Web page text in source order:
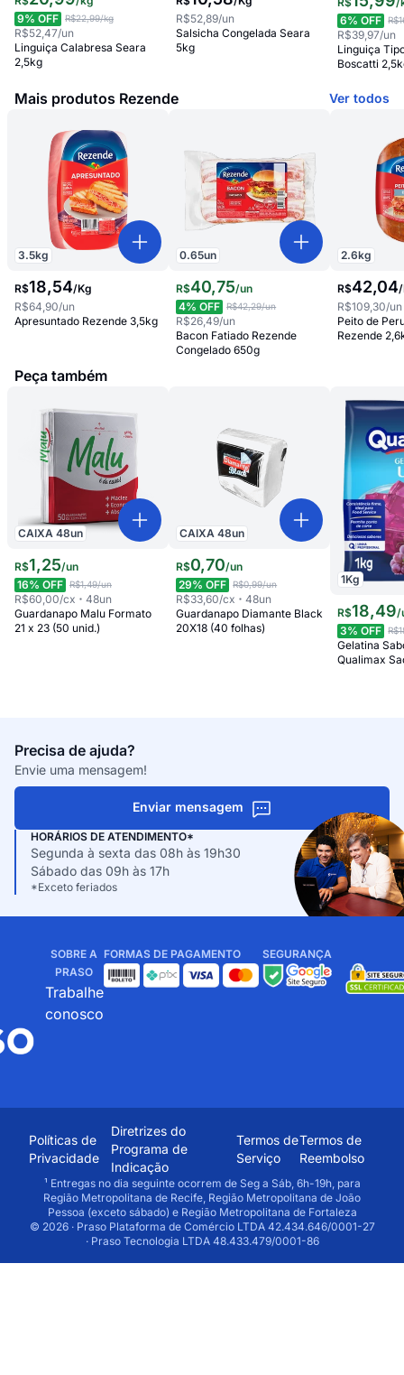
9% OFF R$22,99/kg
R$52,47/un
Linguiça Calabresa Seara
2,5kg
R$52,89/un
Salsicha Congelada Seara
5kg
6% OFF
R$39,97/un
Linguiça
Boscatti
Mais produtos Rezende Ver todos
3.5kg
R$18,54/Kg
R$64,90/un
Apresuntado Rezende 3,5kg
0.65un
R$40,75/un
4% OFF R$42,29/un
R$26,49/un
Bacon Fatiado Rezende
Congelado 650g
2.6kg
R$42,04/
R$109,30/un
Peito de
Rezende
Peça também
CAIXA 48un
R$1,25/un
16% OFF R$1,49/un
R$60,00/cx 48un
Guardanapo Malu Formato
21 x 23 (50 unid.)
CAIXA48un
R$0,70/un
29% OFF R$0,99/un
R$33,60/cx 48un
Guardanapo Diamante Black
20X18 (40 folhas)
1Kg
R$18,49/
3% OFF
Gelatina
Qualimax
Precisa de ajuda?
Envie uma mensagem!
Enviar mensagem
HORÁRIOS DE ATENDIMENTO*
Segunda à sexta das 08h às 19h30
Sábado das 09h às 17h
*Exceto feriados
SOBRE A
PRASO
Trabalhe
conosco
FORMAS DE PAGAMENTO SEGURANÇA
Políticas de
Privacidade
Diretrizes do
Programa de
Indicação
Termos de
Serviço
Termos de
Reembolso
¹ Entregas no dia seguinte ocorrem de Seg a Sáb, 6h-19h, para
Região Metropolitana de Recife, Região Metropolitana de João
Pessoa (exceto sábado) e Região Metropolitana de Fortaleza
© 2026 · Praso Plataforma de Comércio LTDA 42.434.646/0001-27
· Praso Tecnologia LTDA 48.433.479/0001-86